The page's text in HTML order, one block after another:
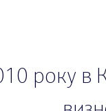
року в